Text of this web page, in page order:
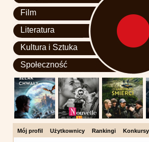
Film
Literatura
Kultura i Sztuka
Społeczność
Mój profil Użytkownicy Rankingi Konkursy